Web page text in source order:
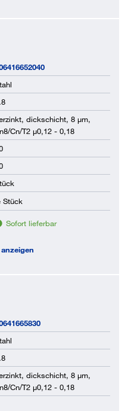
dickschicht, 8 µm,
Cn/T2 µ0,12 - 0,18
Stück
Sofort lieferbar
dickschicht, 8 µm,
Cn/T2 µ0,12 - 0,18